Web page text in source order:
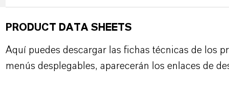
PRODUCT DATA SHEETS
Aquí puedes descargar las fichas técnicas de los
menús desplegables, aparecerán los enlaces de